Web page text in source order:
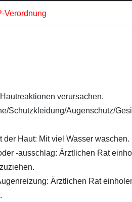
Verordnung
verursachen.
Schutzkleidung/Augenschutz/
der Haut: Mit viel Wasser waschen.
-ausschlag: Ärztlichen Rat
Ärztlichen Rat